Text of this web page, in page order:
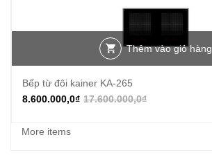
Thêm vào giỏ hàng
Bếp từ đôi kainer KA-265
17.600.000,0₫
8.600.000,0₫
More items